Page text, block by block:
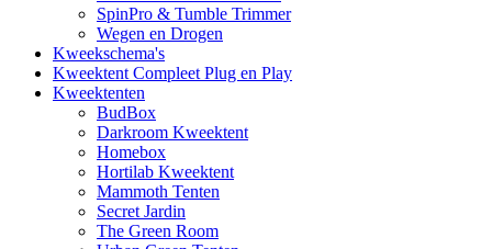
SpinPro & Tumble Trimmer
Wegen en Drogen
Kweekschema's
Kweektent Compleet Plug en Play
Kweektenten
BudBox
Darkroom Kweektent
Homebox
Hortilab Kweektent
Mammoth Tenten
Secret Jardin
The Green Room